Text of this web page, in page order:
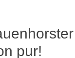
pur!